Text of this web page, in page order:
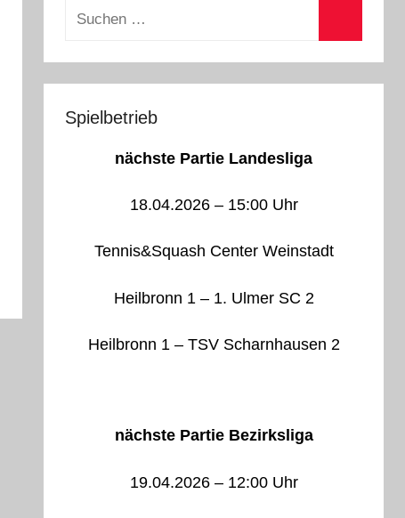
Suchen
Spielbetrieb
nächste Partie Landesliga
18.04.2026 – 15:00 Uhr
Tennis&Squash Center Weinstadt
Heilbronn 1 – 1. Ulmer SC 2
Heilbronn 1 – TSV Scharnhausen 2
nächste Partie Bezirksliga
19.04.2026 – 12:00 Uhr